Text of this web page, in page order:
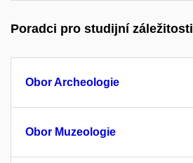
Poradci pro studijní záležitosti
Obor Archeologie
Obor Muzeologie